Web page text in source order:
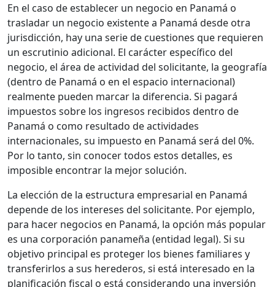
En el caso de establecer un negocio en Panamá o
trasladar un negocio existente a Panamá desde otra
jurisdicción, hay una serie de cuestiones que requieren
un escrutinio adicional. El carácter específico del
negocio, el área de actividad del solicitante, la geografía
(dentro de Panamá o en el espacio internacional)
realmente pueden marcar la diferencia. Si pagará
impuestos sobre los ingresos recibidos dentro de
Panamá o como resultado de actividades
internacionales, su impuesto en Panamá será del 0%.
Por lo tanto, sin conocer todos estos detalles, es
imposible encontrar la mejor solución.
La elección de la estructura empresarial en Panamá
depende de los intereses del solicitante. Por ejemplo,
para hacer negocios en Panamá, la opción más popular
es una corporación panameña (entidad legal). Si su
objetivo principal es proteger los bienes familiares y
transferirlos a sus herederos, si está interesado en la
planificación fiscal o está considerando una inversión